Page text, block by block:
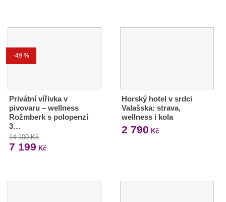
-49 %
Privátní vířivka v
pivovaru – wellness
Rožmberk s polopenzí
3…
14 100 Kč
7 199 Kč
Horský hotel v srdci
Valašska: strava,
wellness i kola
2 790 Kč